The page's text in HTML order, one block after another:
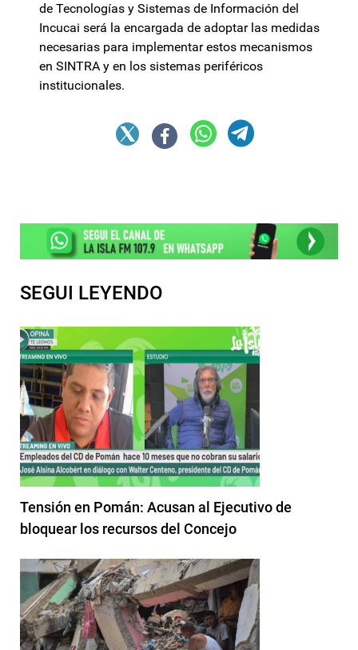
de Tecnologías y Sistemas de Información del
Incucai será la encargada de adoptar las medidas
necesarias para implementar estos mecanismos
en SINTRA y en los sistemas periféricos
institucionales.
SEGUI LEYENDO
Tensión en Pomán: Acusan al Ejecutivo de
bloquear los recursos del Concejo